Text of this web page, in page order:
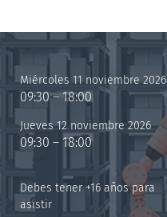
Miércoles 11 noviembre 2026
09:30 – 18:00
Jueves 12 noviembre 2026
09:30 – 18:00
Debes tener +16 años para
asistir